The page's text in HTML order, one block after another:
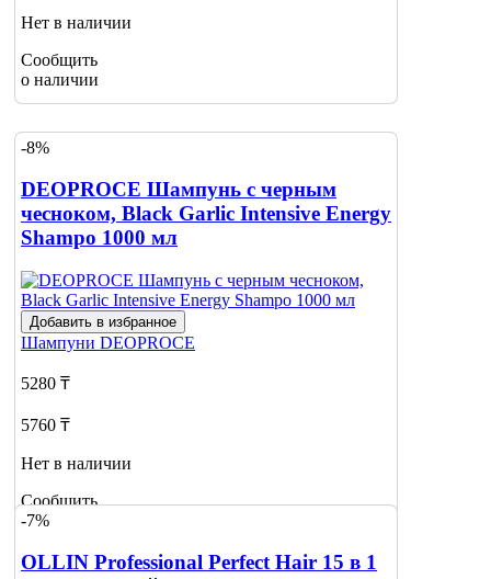
Нет в наличии
Сообщить
о наличии
-8%
DEOPROCE Шампунь с черным
чесноком, Black Garlic Intensive Energy
Shampo 1000 мл
Добавить в избранное
Шампуни DEOPROCE
5280 ₸
5760 ₸
Нет в наличии
Сообщить
о наличии
-7%
OLLIN Professional Perfect Hair 15 в 1